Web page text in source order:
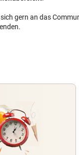
gern an das